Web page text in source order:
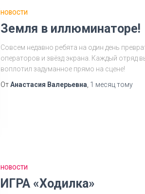
НОВОСТИ
Земля в иллюминаторе!
Совсем недавно ребята на один день
операторов и звёзд экрана. Каждый отряд
воплотил задуманное прямо на сцене!
ОтАнастасия Валерьевна, 1 месяцтому
НОВОСТИ
ИГРА «Ходилка»